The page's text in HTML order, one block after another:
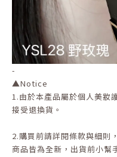
-
▲Notice
1.由於本產品屬於個人美妝
接受退換貨。
2.購買前請詳閱條款與細則
商品皆為全新，出貨前小幫